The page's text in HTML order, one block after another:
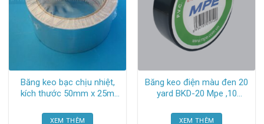
Băng keo bạc chịu nhiệt,
kích thước 50mm x 25m
cuộn/thùng
XEM THÊM
Băng keo điện màu đen 20
yard BKD-20 Mpe ,10
XEM THÊM